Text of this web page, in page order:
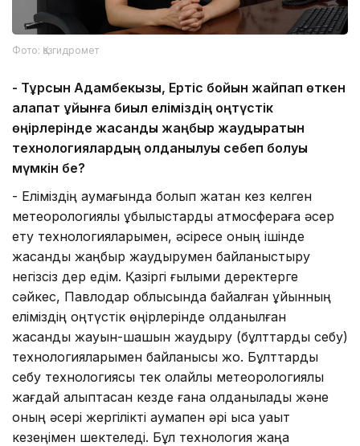
Фото: Қазгидромет
- Тұрсын Адамбекқызы, Ертіс бойын жайпап өткен
алапат құйынға биыл еліміздің оңтүстік
өңірлерінде жасанды жаңбыр жаудыратын
технологиялардың қолданылуы себеп болуы
мүмкін бе?
- Еліміздің аумағында болып жатқан кез келген
метеорологиялық құбылыстарды атмосфераға әсер
ету технологияларымен, әсіресе оның ішінде
жасанды жаңбыр жаудырумен байланыстыру
негізсіз дер едім. Қазіргі ғылыми деректерге
сәйкес, Павлодар облысында байқалған құйынның
еліміздің оңтүстік өңірлерінде қолданылған
жасанды жауын-шашын жаудыру (бұлттарды себу)
технологияларымен байланысы жоқ. Бұлттарды
себу технологиясы тек қолайлы метеорологиялық
жағдай қалыптасқан кезде ғана қолданылады және
оның әсері жергілікті аумақпен әрі қысқа уақыт
кезеңімен шектеледі. Бұл технология жаңа